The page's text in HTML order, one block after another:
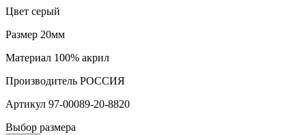
Цвет серый
Размер 20мм
Материал 100% акрил
Производитель РОССИЯ
Артикул 97-00089-20-8820
Выбор размера